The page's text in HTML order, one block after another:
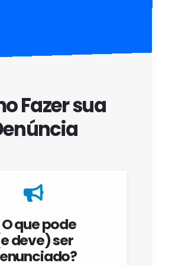
Fazer sua
O que pode
deve) ser